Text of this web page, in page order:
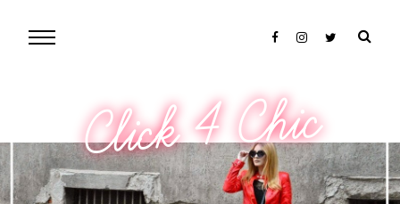
Click 4 Chic